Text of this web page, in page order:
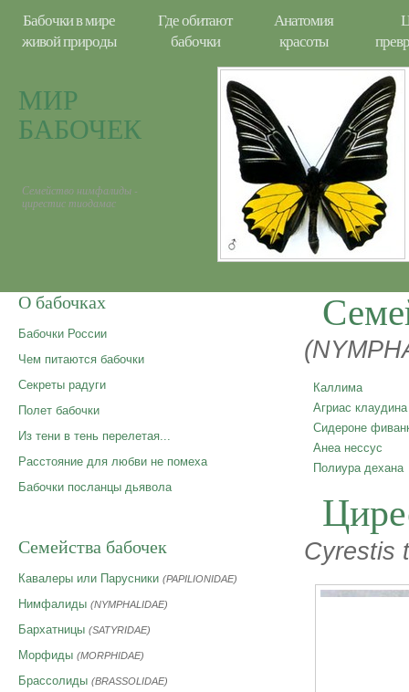
Бабочки в мире
живой природы
Где обитают
бабочки
Анатомия
красоты
МИР
БАБОЧЕК
Семейство нимфалиды -
цирестис тиодамас
О бабочках
Бабочки России
Чем питаются бабочки
Секреты радуги
Полет бабочки
Из тени в тень перелетая...
Расстояние для любви не помеха
Бабочки посланцы дьявола
Семейства бабочек
Кавалеры или Парусники (PAPILIONIDAE)
Нимфалиды (NYMPHALIDAE)
Бархатницы (SATYRIDAE)
Морфиды (MORPHIDAE)
Брассолиды (BRASSOLIDAE)
Каллима
Агриас клаудина
Сидероне
Анеа нессус
Полиура дехана
Cyrestis